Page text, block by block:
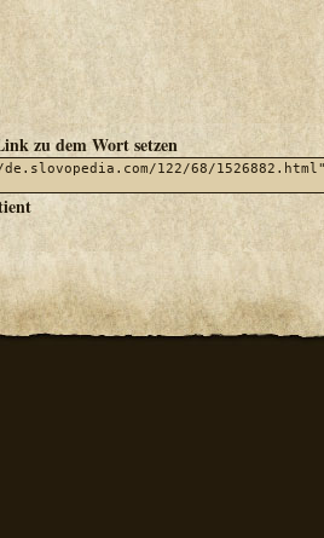
zu dem Wort setzen